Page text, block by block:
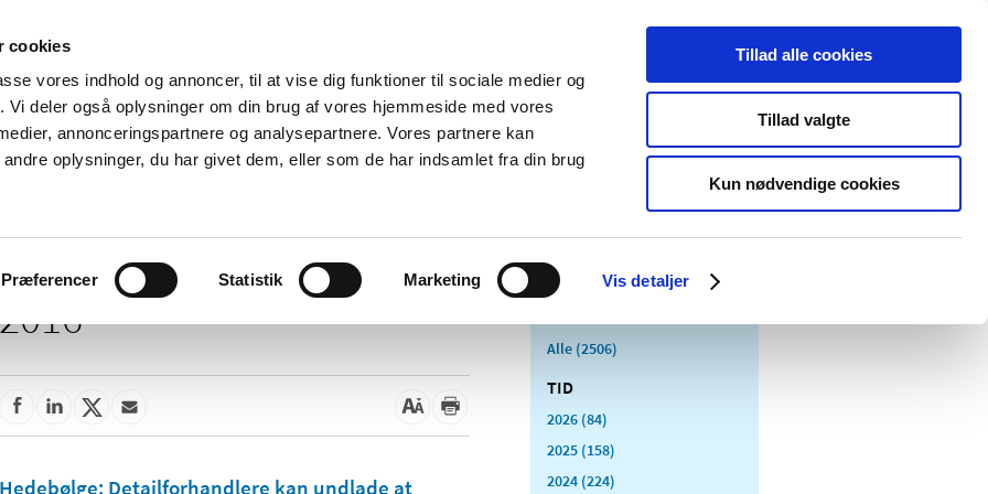
cookies
vores indhold og annoncer, til at vise dig funktioner til sociale medier og
deler også oplysninger om din brug af vores hjemmeside med vores
annonceringspartnere og analysepartnere. Vores partnere kan
oplysninger, du har givet dem, eller som de har indsamlet fra din brug
Præferencer Statistik Marketing Vis detaljer
Tillad alle cookies
Tillad valgte
Kun nødvendige cookies
Nyheder Om os Kontakt Udgivelser
Tilskud og
Apoteker og salg af
Medicinsk
Særlige
produktområder
2016
Hedebølge: Detailforhandlere kan undlade at
Alle (2506)
TID
2026 (84)
2025 (158)
2024 (224)